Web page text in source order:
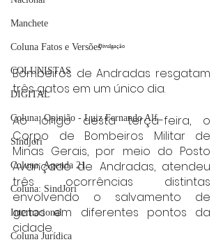
Manchete
Coluna Fatos e Versões
COLUNISTAS
DIGITAL
Coluna: Opinião - Luiz Fernando Alf
Sindjori
Coluna: Agenda 21
Coluna: SindJori
Internacional
Coluna Jurídica
Divulgação
Bombeiros de Andradas resgatam
três gatos em um único dia.
Ao longo desta terça-feira, o
Corpo de Bombeiros Militar de
Minas Gerais, por meio do Posto
Avançado de Andradas, atendeu
três ocorrências distintas
envolvendo o salvamento de
gatos em diferentes pontos da
cidade.